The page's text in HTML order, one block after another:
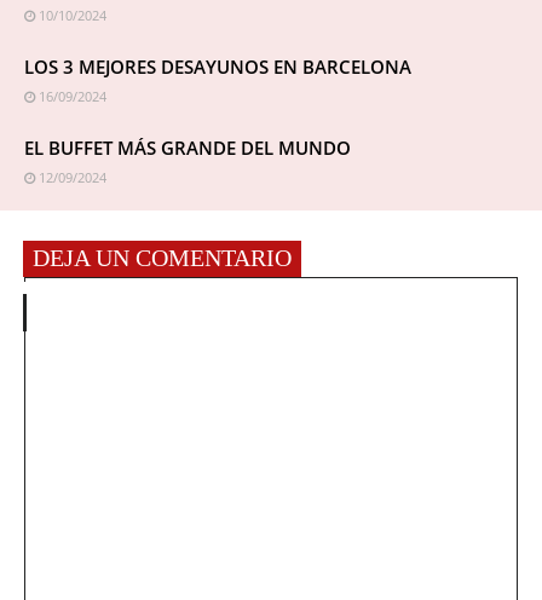
10/10/2024
LOS 3 MEJORES DESAYUNOS EN BARCELONA
16/09/2024
EL BUFFET MÁS GRANDE DEL MUNDO
12/09/2024
DEJA UN COMENTARIO